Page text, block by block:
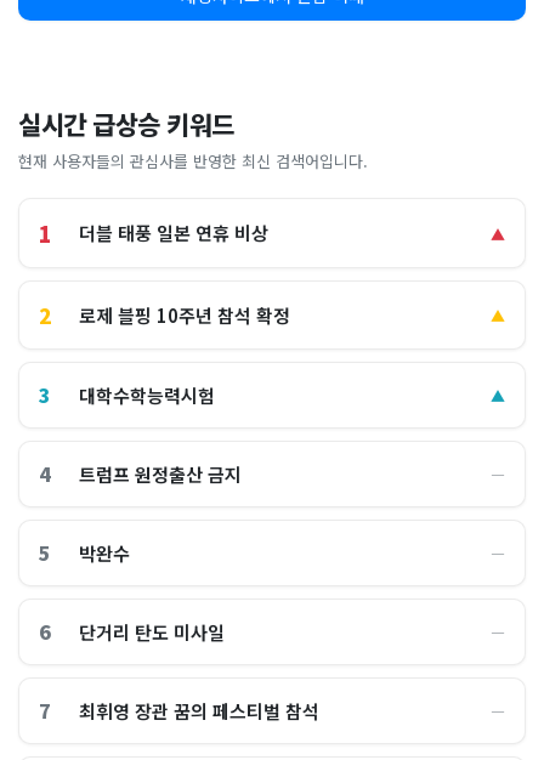
실시간 급상승 키워드
현재 사용자들의 관심사를 반영한 최신 검색어입니다.
1 더블 태풍 일본 연휴 비상 ▲
2 로제 블핑 10주년 참석 확정 ▲
3 대학수학능력시험 ▲
4 트럼프 원정출산 금지 ―
5 박완수 ―
6 단거리 탄도 미사일 ―
7 최휘영 장관 꿈의 페스티벌 참석 ―